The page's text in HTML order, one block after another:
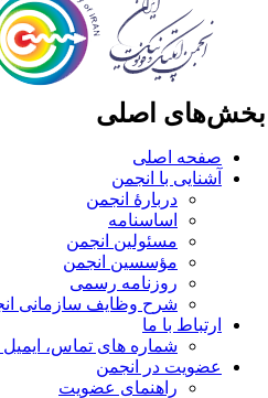
اصلی
صفحه اصلی
آشنایی با انجمن
دربارۀ انجمن
اساسنامه
مسئولین انجمن
مؤسسین انجمن
روزنامه رسمی
شرح وظایف سازمانی
ارتباط با ما
شماره های تماس، ایمیل
عضویت در انجمن
راهنمای عضویت